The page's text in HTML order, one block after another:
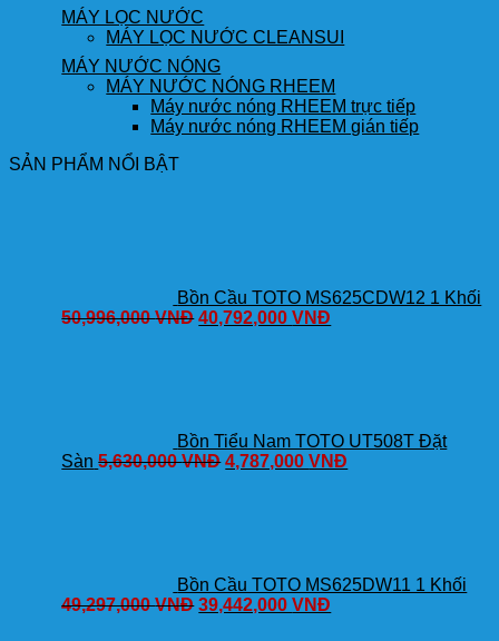
MÁY LỌC NƯỚC
MÁY LỌC NƯỚC CLEANSUI
MÁY NƯỚC NÓNG
MÁY NƯỚC NÓNG RHEEM
Máy nước nóng RHEEM trực tiếp
Máy nước nóng RHEEM gián tiếp
SẢN PHẨM NỔI BẬT
Bồn Cầu TOTO MS625CDW12 1 Khối
50,996,000VNĐ 40,792,000VNĐ
Bồn Tiểu Nam TOTO UT508T Đặt
Sàn 5,630,000VNĐ 4,787,000VNĐ
Bồn Cầu TOTO MS625DW11 1 Khối
49,297,000VNĐ 39,442,000VNĐ